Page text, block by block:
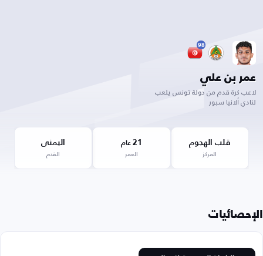
98
عمر بن علي
لاعب كرة قدم من دولة تونس يلعب
لنادي ألانيا سبور
قلب الهجوم
المركز
21عام
العمر
اليمنى
القدم
الإحصائيات